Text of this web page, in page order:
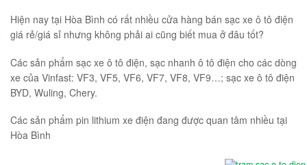
Hiện nay tại Hòa Bình có rất nhiều cửa hàng bán sạc xe ô tô điện
giá rẻ/giá sỉ nhưng không phải ai cũng biết mua ở đâu tốt?
Các sản phẩm sạc xe ô tô điện, sạc nhanh ô tô điện cho các dòng
xe của Vinfast: VF3, VF5, VF6, VF7, VF8, VF9…; sạc xe ô tô điện
BYD, Wuling, Chery.
Các sản phẩm pin lithium xe điện đang được quan tâm nhiều tại
Hòa Bình